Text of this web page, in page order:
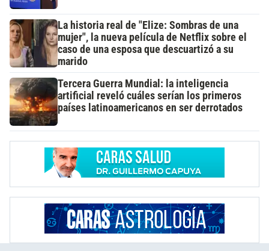
La historia real de "Elize: Sombras de una
mujer", la nueva película de Netflix sobre el
caso de una esposa que descuartizó a su
marido
Tercera Guerra Mundial: la inteligencia
artificial reveló cuáles serían los primeros
países latinoamericanos en ser derrotados